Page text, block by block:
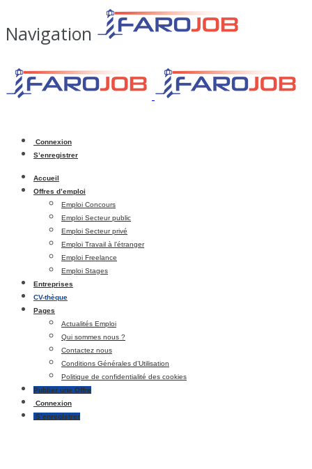
Navigation
Connexion
S’enregistrer
Accueil
Offres d’emploi
Emploi Concours
Emploi Secteur public
Emploi Secteur privé
Emploi Travail à l’étranger
Emploi Freelance
Emploi Stages
Entreprises
CV-thèque
Pages
Actualités Emploi
Qui sommes nous ?
Contactez nous
Conditions Générales d’Utilisation
Politique de confidentialité des cookies
Publier une Offre
Connexion
S’enregistrer